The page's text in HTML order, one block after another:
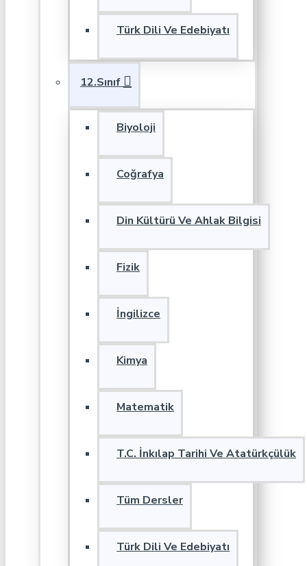
Türk Dili Ve Edebiyatı
12.Sınıf
Biyoloji
Coğrafya
Din Kültürü Ve Ahlak Bilgisi
Fizik
İngilizce
Kimya
Matematik
T.C. İnkılap Tarihi Ve Atatürkçülük
Tüm Dersler
Türk Dili Ve Edebiyatı